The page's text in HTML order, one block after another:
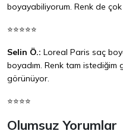
boyayabiliyorum. Renk de
⭐⭐⭐⭐⭐
Selin Ö.: Loreal Paris saç
boyadım. Renk tam istediğim
görünüyor.
⭐⭐⭐⭐
Olumsuz Yorumlar